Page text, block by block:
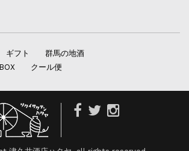
ギフト
群馬の地酒
クール便